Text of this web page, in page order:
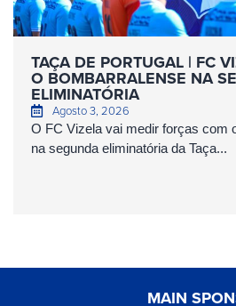
TAÇA DE PORTUGAL | FC
O BOMBARRALENSE NA
ELIMINATÓRIA
Agosto 3, 2026
O FC Vizela vai medir forças com
na segunda eliminatória da Taça...
MAIN